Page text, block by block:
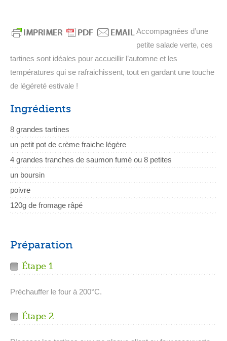
Accompagnées d’une
petite salade verte, ces
tartines sont idéales pour accueillir l’automne et les
températures qui se rafraichissent, tout en gardant une touche
de légéreté estivale !
Ingrédients
8 grandes tartines
un petit pot de crème fraiche légère
4 grandes tranches de saumon fumé ou 8 petites
un boursin
poivre
120g de fromage râpé
Préparation
Étape 1
Préchauffer le four à 200°C.
Étape 2